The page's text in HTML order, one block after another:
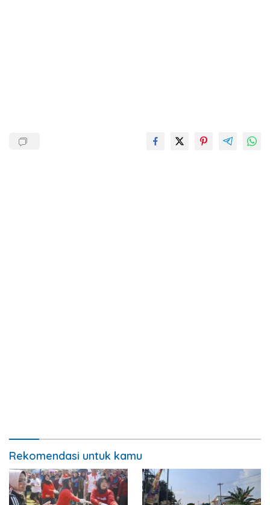
Rekomendasi untuk kamu